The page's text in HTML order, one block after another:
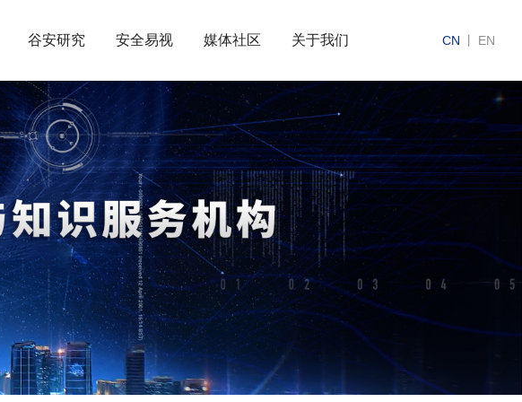
谷安研究 安全易视 媒体社区 关于我们 CN EN